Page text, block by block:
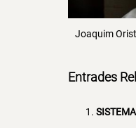
Joaquim
Entrades